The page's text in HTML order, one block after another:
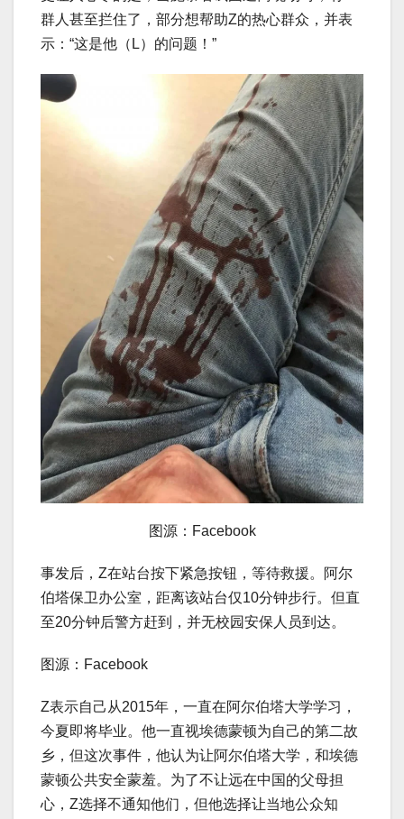
群人甚至拦住了，部分想帮助Z的热心群众，并表
示：“这是他（L）的问题！”
图源：Facebook
事发后，Z在站台按下紧急按钮，等待救援。阿尔
伯塔保卫办公室，距离该站台仅10分钟步行。但直
至20分钟后警方赶到，并无校园安保人员到达。
图源：Facebook
Z表示自己从2015年，一直在阿尔伯塔大学学习，
今夏即将毕业。他一直视埃德蒙顿为自己的第二故
乡，但这次事件，他认为让阿尔伯塔大学，和埃德
蒙顿公共安全蒙羞。为了不让远在中国的父母担
心，Z选择不通知他们，但他选择让当地公众知